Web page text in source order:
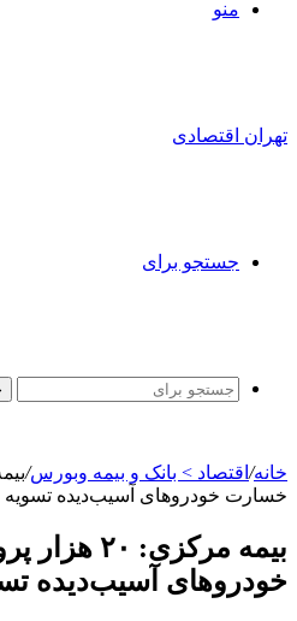
منو
تهران اقتصادی
جستجو برای
خانه/ اقتصاد > بانک و بیمه وبورس/
خسارت خودروهای آسیب‌دیده
بیمه مرکزی:
خودروهای آسیب‌دیده